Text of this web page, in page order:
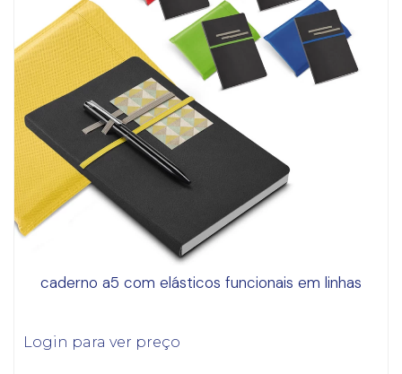
caderno a5 com elásticos funcionais em linhas
Login para ver preço